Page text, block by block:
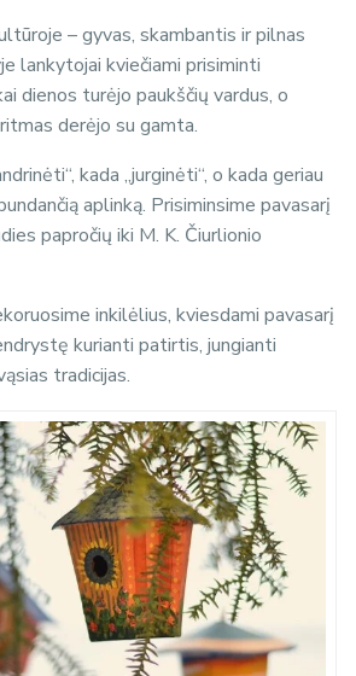
– gyvas, skambantis ir pilnas
lankytojai kviečiami prisiminti
dienos turėjo paukščių vardus, o
derėjo su gamta.
kada „jurginėti“, o kada geriau
aplinką. Prisiminsime pavasarį
papročių iki M. K. Čiurlionio
inkilėlius, kviesdami pavasarį
kurianti patirtis, jungianti
tradicijas.